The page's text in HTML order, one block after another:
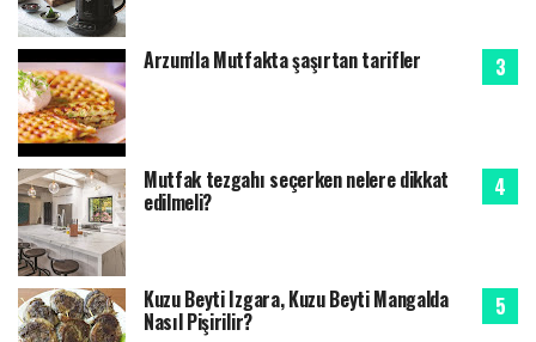
Arzum'la Mutfakta şaşırtan tarifler
Mutfak tezgahı seçerken nelere dikkat
edilmeli?
Kuzu Beyti Izgara, Kuzu Beyti Mangalda
Nasıl Pişirilir?